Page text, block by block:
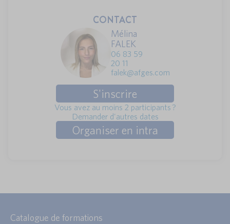
CONTACT
Mélina
FALEK
06 83 59
20 11
falek@afges.com
S'inscrire
Vous avez au moins 2 participants ?
Demander d'autres dates
Organiser en intra
Catalogue de formations